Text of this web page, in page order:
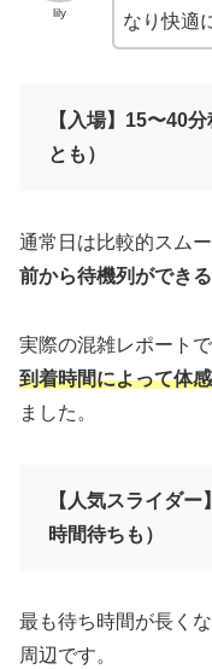
lily
なり快適
【入場】15〜40
とも）
通常日は比較的スムー
前から待機列ができる
実際の混雑レポートで
到着時間によって体
ました。
【人気スライダ
時間待ちも）
最も待ち時間が長く
周辺です。